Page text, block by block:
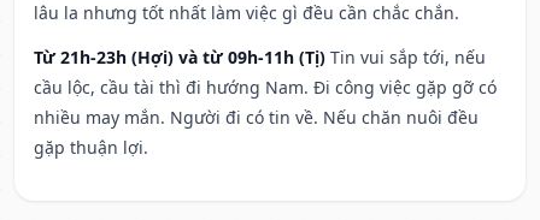
lâu la nhưng tốt nhất làm việc gì đều cần chắc chắn.
Từ 21h-23h (Hợi) và từ 09h-11h (Tị) Tin vui sắp tới, nếu
cầu lộc, cầu tài thì đi hướng Nam. Đi công việc gặp gỡ có
nhiều may mắn. Người đi có tin về. Nếu chăn nuôi đều
gặp thuận lợi.